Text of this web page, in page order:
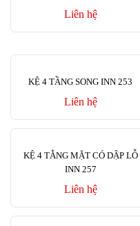
Liên hệ
KỆ 4 TẦNG SONG INN 253
Liên hệ
KỆ 4 TẰNG MẶT CÓ DẬP LỖ
INN 257
Liên hệ